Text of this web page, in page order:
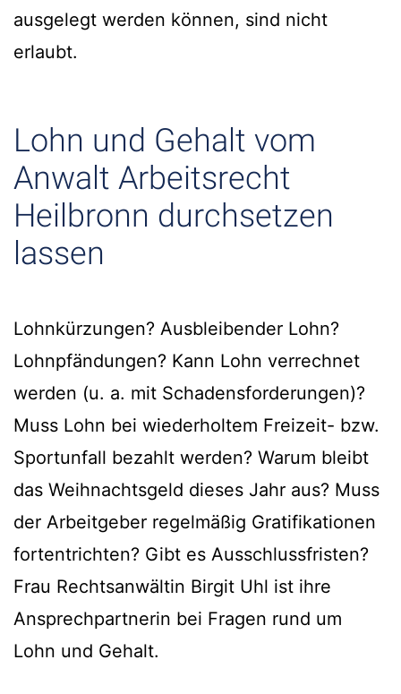
ausgelegt werden können, sind nicht
erlaubt.
Lohn und Gehalt vom
Anwalt Arbeitsrecht
Heilbronn durchsetzen
lassen
Lohnkürzungen? Ausbleibender Lohn?
Lohnpfändungen? Kann Lohn verrechnet
werden (u. a. mit Schadensforderungen)?
Muss Lohn bei wiederholtem Freizeit- bzw.
Sportunfall bezahlt werden? Warum bleibt
das Weihnachtsgeld dieses Jahr aus? Muss
der Arbeitgeber regelmäßig Gratifikationen
fortentrichten? Gibt es Ausschlussfristen?
Frau Rechtsanwältin Birgit Uhl ist ihre
Ansprechpartnerin bei Fragen rund um
Lohn und Gehalt.